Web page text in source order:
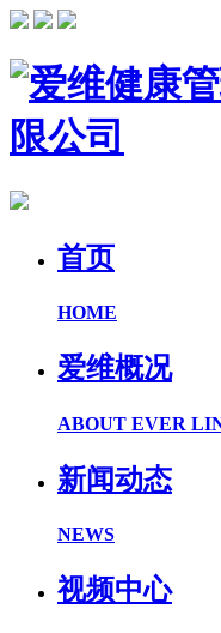
首页
HOME
爱维概况
ABOUT EVER
新闻动态
NEWS
视频中心